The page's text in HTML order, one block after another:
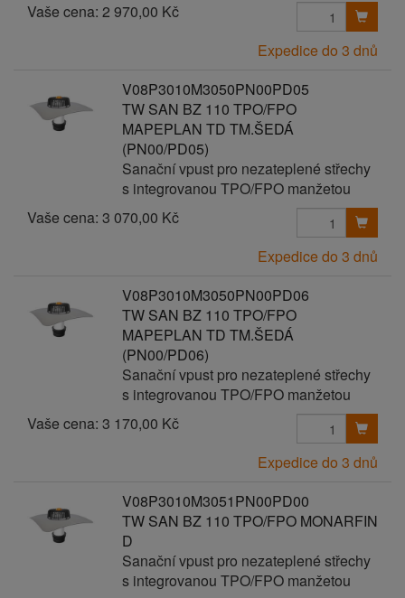
Vaše cena: 2 970,00 Kč
Expedice do 3 dnů
V08P3010M3050PN00PD05
TW SAN BZ 110 TPO/FPO
MAPEPLAN TD TM.ŠEDÁ
(PN00/PD05)
Sanační vpust pro nezateplené střechy
s integrovanou TPO/FPO manžetou
Vaše cena: 3 070,00 Kč
Expedice do 3 dnů
V08P3010M3050PN00PD06
TW SAN BZ 110 TPO/FPO
MAPEPLAN TD TM.ŠEDÁ
(PN00/PD06)
Sanační vpust pro nezateplené střechy
s integrovanou TPO/FPO manžetou
Vaše cena: 3 170,00 Kč
Expedice do 3 dnů
V08P3010M3051PN00PD00
TW SAN BZ 110 TPO/FPO MONARFIN
D
Sanační vpust pro nezateplené střechy
s integrovanou TPO/FPO manžetou